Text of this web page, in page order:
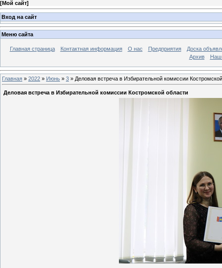
[Мой сайт]
Вход на сайт
Меню сайта
Главная страница Контактная информация О нас Предприятия
Доска
Архив
Главная » 2022 » Июнь » 3 » Деловая встреча в Избирательной комиссии
Деловая встреча в Избирательной комиссии Костромской области